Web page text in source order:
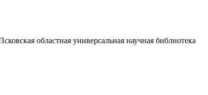
областная универсальная научная библиотека